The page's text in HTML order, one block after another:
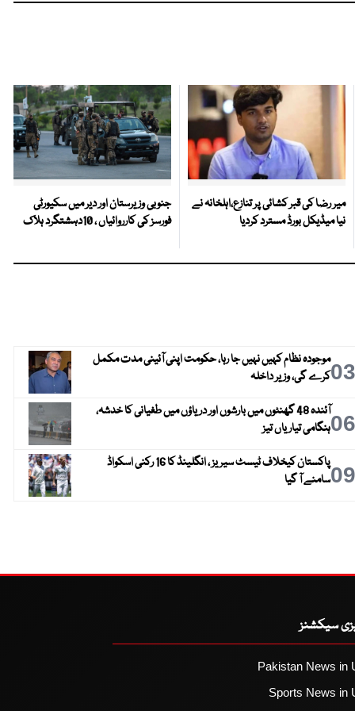
میر رضا کی قبر کشائی پر تنازع،اہلخانہ نے
نیا میڈیکل بورڈ مسترد کردیا
جنوبی وزیرستان اور دیر میں سکیورٹی
فورسز کی کارروائیاں ، 10دہشتگرد ہلاک
03موجودہ نظام کہیں نہیں جا رہا، حکومت اپنی آئینی مدت مکمل
کرے گی، وزیر داخلہ
06
آئندہ 48 گھنٹوں میں بارشوں اور دریاؤں میں طغیانی کا خدشہ،
ہنگامی تیاریاں تیز
09
پاکستان کیخلاف ٹیسٹ سیریز ، انگلینڈ کا 16 رکنی اسکواڈ
سامنے آ گیا
سیکشنز
Pakistan News in
Sports News in